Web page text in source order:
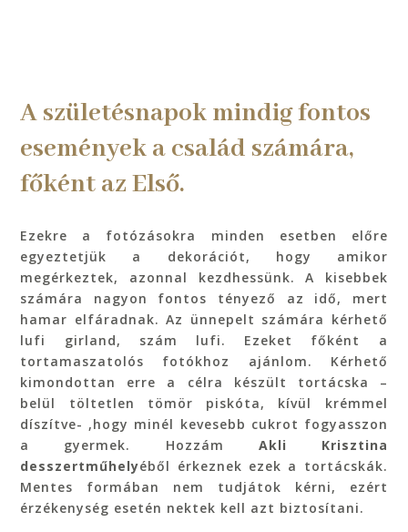
A születésnapok mindig fontos
események a család számára,
főként az Első.
Ezekre a fotózásokra minden esetben előre
egyeztetjük a dekorációt, hogy amikor
megérkeztek, azonnal kezdhessünk. A kisebbek
számára nagyon fontos tényező az idő, mert
hamar elfáradnak.Az ünnepelt számára kérhető
lufi girland, szám lufi. Ezeket főként a
tortamaszatolós fotókhoz ajánlom. Kérhető
kimondottan erre a célra készült tortácska –
belül töltetlen tömör piskóta, kívül krémmel
díszítve- ,hogy minél kevesebb cukrot fogyasszon
a gyermek. Hozzám Akli Krisztina
desszertműhelyéből érkeznek ezek a tortácskák.
Mentes formában nem tudjátok kérni, ezért
érzékenység esetén nektek kell azt biztosítani.